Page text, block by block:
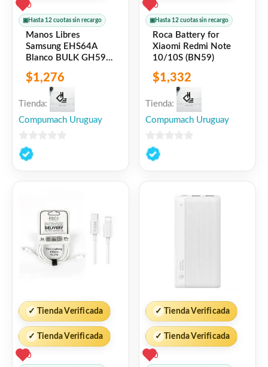
0
▣ Hasta 12 cuotas sin recargo
Manos Libres
Samsung EHS64A
Blanco BULK GH59-
15163A Tipo C
Original
$1,276
Tienda:
Compumach Uruguay
0
de
0
▣ Hasta 12 cuotas sin recargo
Roca Battery for
Xiaomi Redmi Note
10/10S (BN59)
$1,332
Tienda:
Compumach Uruguay
0
de
✓ Tienda Verificada
✓ Tienda Verificada
0
✓ Tienda Verificada
✓ Tienda Verificada
0